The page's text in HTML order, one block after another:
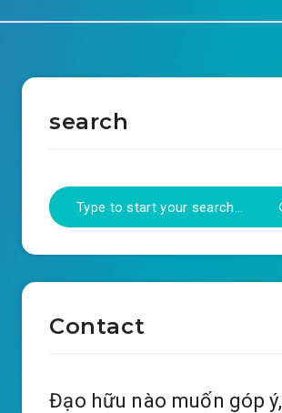
search
Contact
Đạo hữu nào muốn góp ý,